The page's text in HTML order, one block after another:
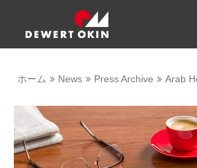
ホーム News Press Archive Arab